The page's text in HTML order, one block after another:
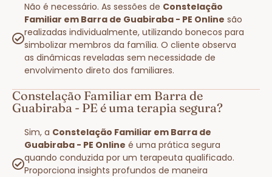
Não é necessário. As sessões de Constelação
Familiar em Barra de Guabiraba - PE Online são
realizadas individualmente, utilizando bonecos para
simbolizar membros da família. O cliente observa
as dinâmicas reveladas sem necessidade de
envolvimento direto dos familiares.
Constelação Familiar em Barra de
Guabiraba - PE é uma terapia segura?
Sim, a Constelação Familiar em Barra de
Guabiraba - PE Online é uma prática segura
quando conduzida por um terapeuta qualificado.
Proporciona insights profundos de maneira